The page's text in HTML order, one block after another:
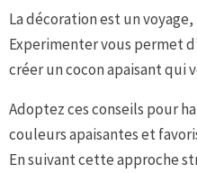
La décoration est un
Experimenter vous permet
créer un cocon apaisant qui
Adoptez ces conseils pour
couleurs apaisantes et
En suivant cette approche